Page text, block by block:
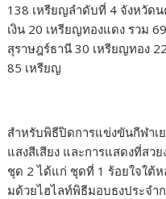
138 เหรียญลำดับที่ 4 จังหวัด
เงิน 20 เหรียญทองแดง รวม
สุราษฎร์ธานี 30 เหรียญทอง
85 เหรียญ
สำหรับพิธีปิดการแข่งขันกีฬาเ
แสงสีเสียง และการแสดงที่สว
ชุด 2 ได้แก่ ชุดที่ 1 ร้อยใจใต้
มด้วยไฮไลท์พิธีมอบธงประจำ